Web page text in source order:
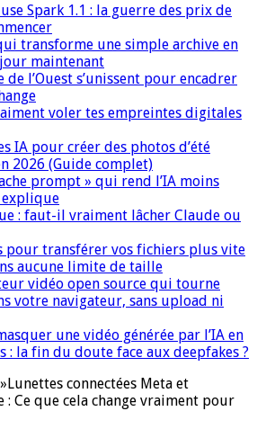
Spark 1.1 : la guerre des prix de
transforme une simple archive en
maintenant
de l’Ouest s’unissent pour encadrer
voler tes empreintes digitales
IA pour créer des photos d’été
2026 (Guide complet)
prompt » qui rend l’IA moins
explique
: faut-il vraiment lâcher Claude ou
transférer vos fichiers plus vite
aucune limite de taille
vidéo open source qui tourne
votre navigateur, sans upload ni
une vidéo générée par l’IA en
: la fin du doute face aux deepfakes ?
»Lunettes connectées Meta et
: Ce que cela change vraiment pour